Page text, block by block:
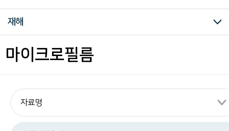
는
운
전체
시대
조선
개항기
개항이후
대한제국기
일제강점기
일제강점시대
해방이후
주제어
강제연행
개혁운동
견문보고
강제침탈
공산주의운동
국권침탈
근우회운동
노동운동
농민운동
민족주의
소년운동
신간회운동
언론출판운동
여성운동
조선공산당
종교단체
청년운동
학생운동
국내정치
군사제도
근대교육
근대문물
금융재정
기독교
내정간섭
대외관계
대외무역
독립운동
동양척식주식회사
동학
러시아
만주
독립군운동
모금활동
미주
산업일반
식민지교육
식민통치
언론 출판
외국인고문
이권침탈
인구통계
일본
일제침략
임시의정원
잡건
재정금융
재해
중국관내
치안범죄
토지조사사업
페르시아문서
하와이한인사회
한 일외교
한국강점
훈령
기타
재해
강제연행
개혁운동
견문보고
강제침탈
공산주의운동
국권침탈
근우회운동
노동운동
농민운동
민족주의
소년운동
신간회운동
언론출판운동
여성운동
조선공산당
종교단체
청년운동
학생운동
국내정치
군사제도
근대교육
근대문물
금융재정
기독교
내정간섭
대외관계
대외무역
독립운동
동양척식주식회사
동학
러시아
만주
독립군운동
모금활동
미주
산업일반
식민지교육
식민통치
언론 출판
외국인고문
이권침탈
인구통계
일본
일제침략
임시의정원
잡건
재정금융
재해
중국관내
치안범죄
토지조사사업
페르시아문서
하와이한인사회
한 일외교
한국강점
훈령
기타
마이크로필름